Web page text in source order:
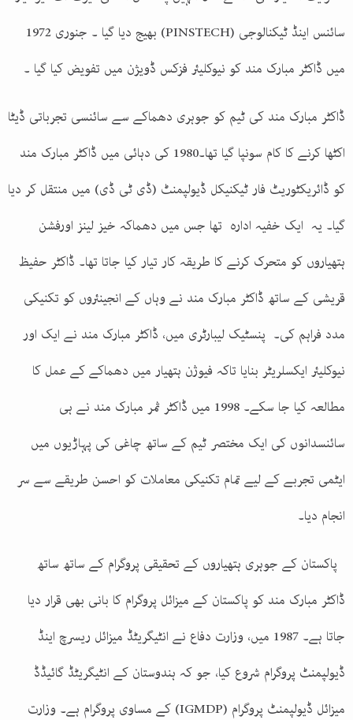
سائنس اینڈ ٹیکنالوجی (PINSTECH) بھیج دیا گیا ۔ جنوری 1972
میں ڈاکٹر مبارک مند کو نیوکلیئر فزکس ڈویژن میں تفویض کیا گیا ۔
ڈاکٹر مبارک مند کی ٹیم کو جوہری دھماکے سے سائنسی تجرباتی ڈیٹا
اکٹھا کرنے کا کام سونپا گیا تھا۔1980 کی دہائی میں ڈاکٹر مبارک مند
کو ڈائریکٹوریٹ فار ٹیکنیکل ڈیولپمنٹ (ڈی ٹی ڈی) میں منتقل کر دیا
گیا۔ یہ ایک خفیہ ادارہ تھا جس میں دھماکہ خیز لینز اورفشن
ہتھیاروں کو متحرک کرنے کا طریقہ کار تیار کیا جاتا تھا۔ ڈاکٹر حفیظ
قریشی کے ساتھ ڈاکٹر مبارک مند نے وہاں کے انجینئروں کو تکنیکی
مدد فراہم کی۔ پنسٹیک لیبارٹری میں، ڈاکٹر مبارک مند نے ایک اور
نیوکلیئر ایکسلریٹر بنایا تاکہ فیوژن ہتھیار میں دھماکے کے عمل کا
مطالعہ کیا جا سکے۔ 1998 میں ڈاکٹر ثمر مبارک مند نے ہی
سائنسدانوں کی ایک مختصر ٹیم کے ساتھ چاغی کی پہاڑیوں میں
ایٹمی تجربے کے لیے تمام تکنیکی معاملات کو احسن طریقے سے سر
انجام دیا۔
پاکستان کے جوہری ہتھیاروں کے تحقیقی پروگرام کے ساتھ ساتھ
ڈاکٹر مبارک مند کو پاکستان کے میزائل پروگرام کا بانی بھی قرار دیا
جاتا ہے۔ 1987 میں، وزارت دفاع نے انٹیگریٹڈ میزائل ریسرچ اینڈ
ڈیولپمنٹ پروگرام شروع کیا، جو کہ ہندوستان کے انٹیگریٹڈ گائیڈڈ
میزائل ڈیولپمنٹ پروگرام (IGMDP) کے مساوی پروگرام ہے۔ وزارت